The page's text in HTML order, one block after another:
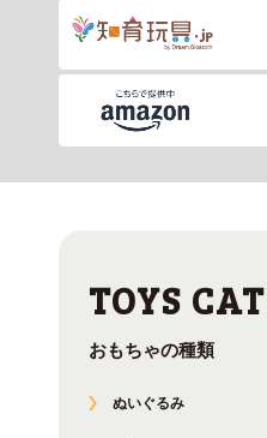
おもちゃの種類
ぬいぐるみ